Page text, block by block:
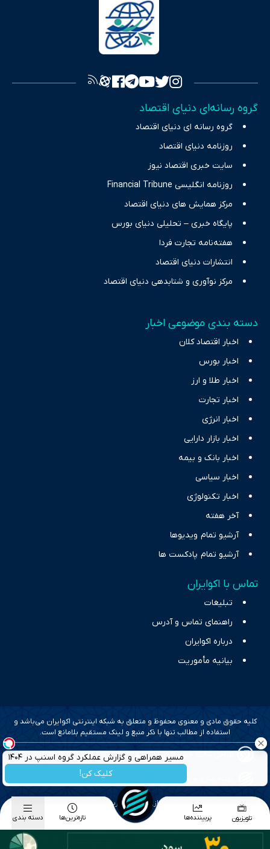
مسیر همراهی و گزارش عملکرد گروه اسنپ در ۱۴۰۴
کلیک کن!
اطلاع‌رسانی صرف، به تبیین سیاست‌ها و کارکردهای بازارهای مالی،
سرمایه‌گذاری، تجارت و حوزه‌های نوظهور می‌پردازد. اکوایران با پایبندی
به اصول «انصاف، امانت و صداقت»، بستری برای انعکاس آراء متنوع
تصویری شفاف از واقعیت‌های اقتصادی ارائه دهد. ما در اکوایران با
چالش‌های فقر و بیکاری را جست‌وجو کرده و در کنار تحلیل آمارها،
نیازهای خبری مخاطبان در حوزه‌های اثرگذار بر اقتصاد را با رویکردی
حرفه‌ای و روزآمد پوشش می‌دهیم.
گروه رسانه‌ای دنیای اقتصاد
گروه رسانه ای دنیای اقتصاد
روزنامه دنیای اقتصاد
سایت خبری اقتصاد نیوز
روزنامه انگلیسی Financial Tribune
مرکز همایش های دنیای اقتصاد
پایگاه خبری – تحلیلی دنیای بورس
هفته‌نامه تجارت فردا
انتشارات دنیای اقتصاد
مرکز نوآوری و شتابدهی دنیای اقتصاد
دسته بندی موضوعی اخبار
اخبار اقتصاد کلان
اخبار بورس
اخبار طلا و ارز
اخبار تجارت
اخبار انرژی
اخبار بازار دارایی
اخبار بانک و بیمه
اخبار سیاسی
اخبار تکنولوژی
آخر هفته
آرشیو تمام ویدیوها
آرشیو تمام پادکست ها
تماس با اکوایران
تبلیغات
راهنمای تماس و آدرس
درباره اکوایران
بیانیه مأموریت
کلیه حقوق مادی و معنوی محفوظ و متعلق به شبکه اینترنتی اکوایران می‌باشد و
استفاده از مطالب تنها با ذکر منبع و لینک مستقیم بلامانع است.
طراحی سایت خبری و خبرگزاری آسام
بهینه سازی و سئو؛ گروه رسانه ای دنیای اقتصاد
طراحی گرافیک و پیاده سازی؛ برآیند تجربه
تلویزیون پربیننده‌ها تازه‌ترین‌ها دسته بندی